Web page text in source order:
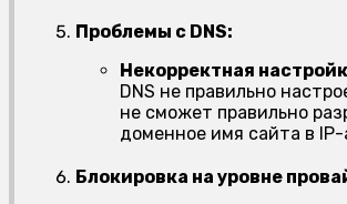
Проблемы с DNS:
Некорректная
DNS не правильно
не сможет правильно
доменное имя сайта в IP-
Блокировка на уровне